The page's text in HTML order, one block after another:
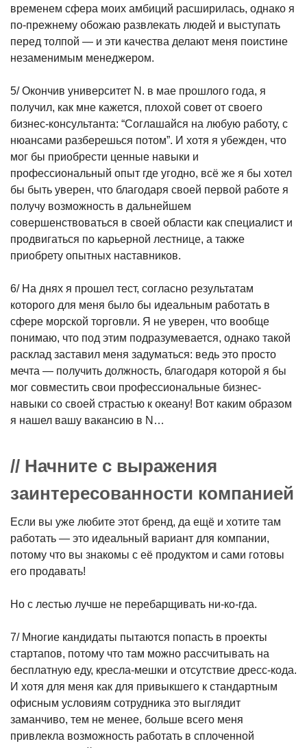
временем сфера моих амбиций расширилась, однако я
по-прежнему обожаю развлекать людей и выступать
перед толпой — и эти качества делают меня поистине
незаменимым менеджером.
5/ Окончив университет N. в мае прошлого года, я
получил, как мне кажется, плохой совет от своего
бизнес-консультанта: “Соглашайся на любую работу, с
нюансами разберешься потом”. И хотя я убежден, что
мог бы приобрести ценные навыки и
профессиональный опыт где угодно, всё же я бы хотел
бы быть уверен, что благодаря своей первой работе я
получу возможность в дальнейшем
совершенствоваться в своей области как специалист и
продвигаться по карьерной лестнице, а также
приобрету опытных наставников.
6/ На днях я прошел тест, согласно результатам
которого для меня было бы идеальным работать в
сфере морской торговли. Я не уверен, что вообще
понимаю, что под этим подразумевается, однако такой
расклад заставил меня задуматься: ведь это просто
мечта — получить должность, благодаря которой я бы
мог совместить свои профессиональные бизнес-
навыки со своей страстью к океану! Вот каким образом
я нашел вашу вакансию в N…
// Начните с выражения
заинтересованности компанией
Если вы уже любите этот бренд, да ещё и хотите там
работать — это идеальный вариант для компании,
потому что вы знакомы с её продуктом и сами готовы
его продавать!
Но с лестью лучше не перебарщивать ни-ко-гда.
7/ Многие кандидаты пытаются попасть в проекты
стартапов, потому что там можно рассчитывать на
бесплатную еду, кресла-мешки и отсутствие дресс-кода.
И хотя для меня как для привыкшего к стандартным
офисным условиям сотрудника это выглядит
заманчиво, тем не менее, больше всего меня
привлекла возможность работать в сплоченной